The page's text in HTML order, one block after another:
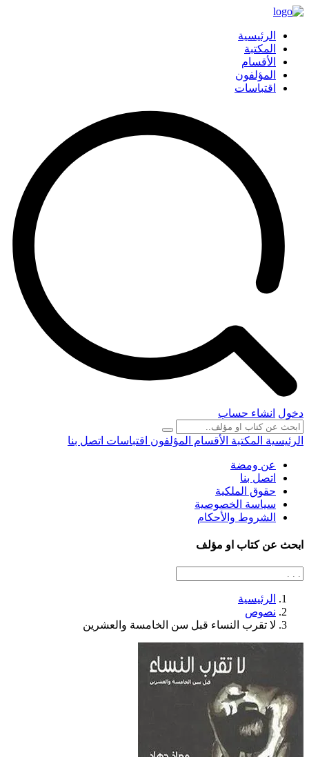
الرئيسية
المكتبة
الأقسام
المؤلفون
اقتباسات
دخول انشاء حساب
الرئيسية المكتبة الأقسام المؤلفون اقتباسات اتصل بنا
عن ومضة
اتصل بنا
حقوق الملكية
سياسة الخصوصية
الشروط والأحكام
ابحث عن كتاب او مؤلف
الرئيسية
نصوص
لا تقرب النساء قبل سن الخامسة والعشرين